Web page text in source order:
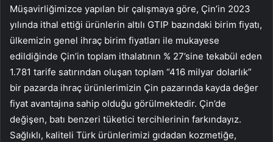
Müşavirliğimizce yapılan bir çalışmaya göre, Çin’in 2023
yılında ithal ettiği ürünlerin altılı GTIP bazındaki birim fiyatı,
ülkemizin genel ihraç birim fiyatları ile mukayese
edildiğinde Çin’in toplam ithalatının % 27’sine tekabül eden
1.781 tarife satırından oluşan toplam “416 milyar dolarlık”
bir pazarda ihraç ürünlerimizin Çin pazarında kayda değer
fiyat avantajına sahip olduğu görülmektedir. Çin’de
değişen, batı benzeri tüketici tercihlerinin farkındayız.
Sağlıklı, kaliteli Türk ürünlerimizi gıdadan kozmetiğe,